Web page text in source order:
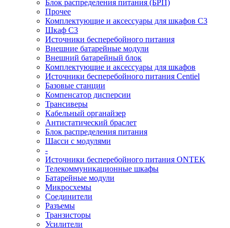
Блок распределения питания (БРП)
Прочее
Комплектующие и аксессуары для шкафов C3
Шкаф C3
Источники бесперебойного питания
Внешние батарейные модули
Внешний батарейный блок
Комплектующие и аксессуары для шкафов
Источники бесперебойного питания Centiel
Базовые станции
Компенсатор дисперсии
Трансиверы
Кабельный органайзер
Антистатический браслет
Блок распределения питания
Шасси с модулями
-
Источники бесперебойного питания ONTEK
Телекоммуникационные шкафы
Батарейные модули
Микросхемы
Соединители
Разъемы
Транзисторы
Усилители